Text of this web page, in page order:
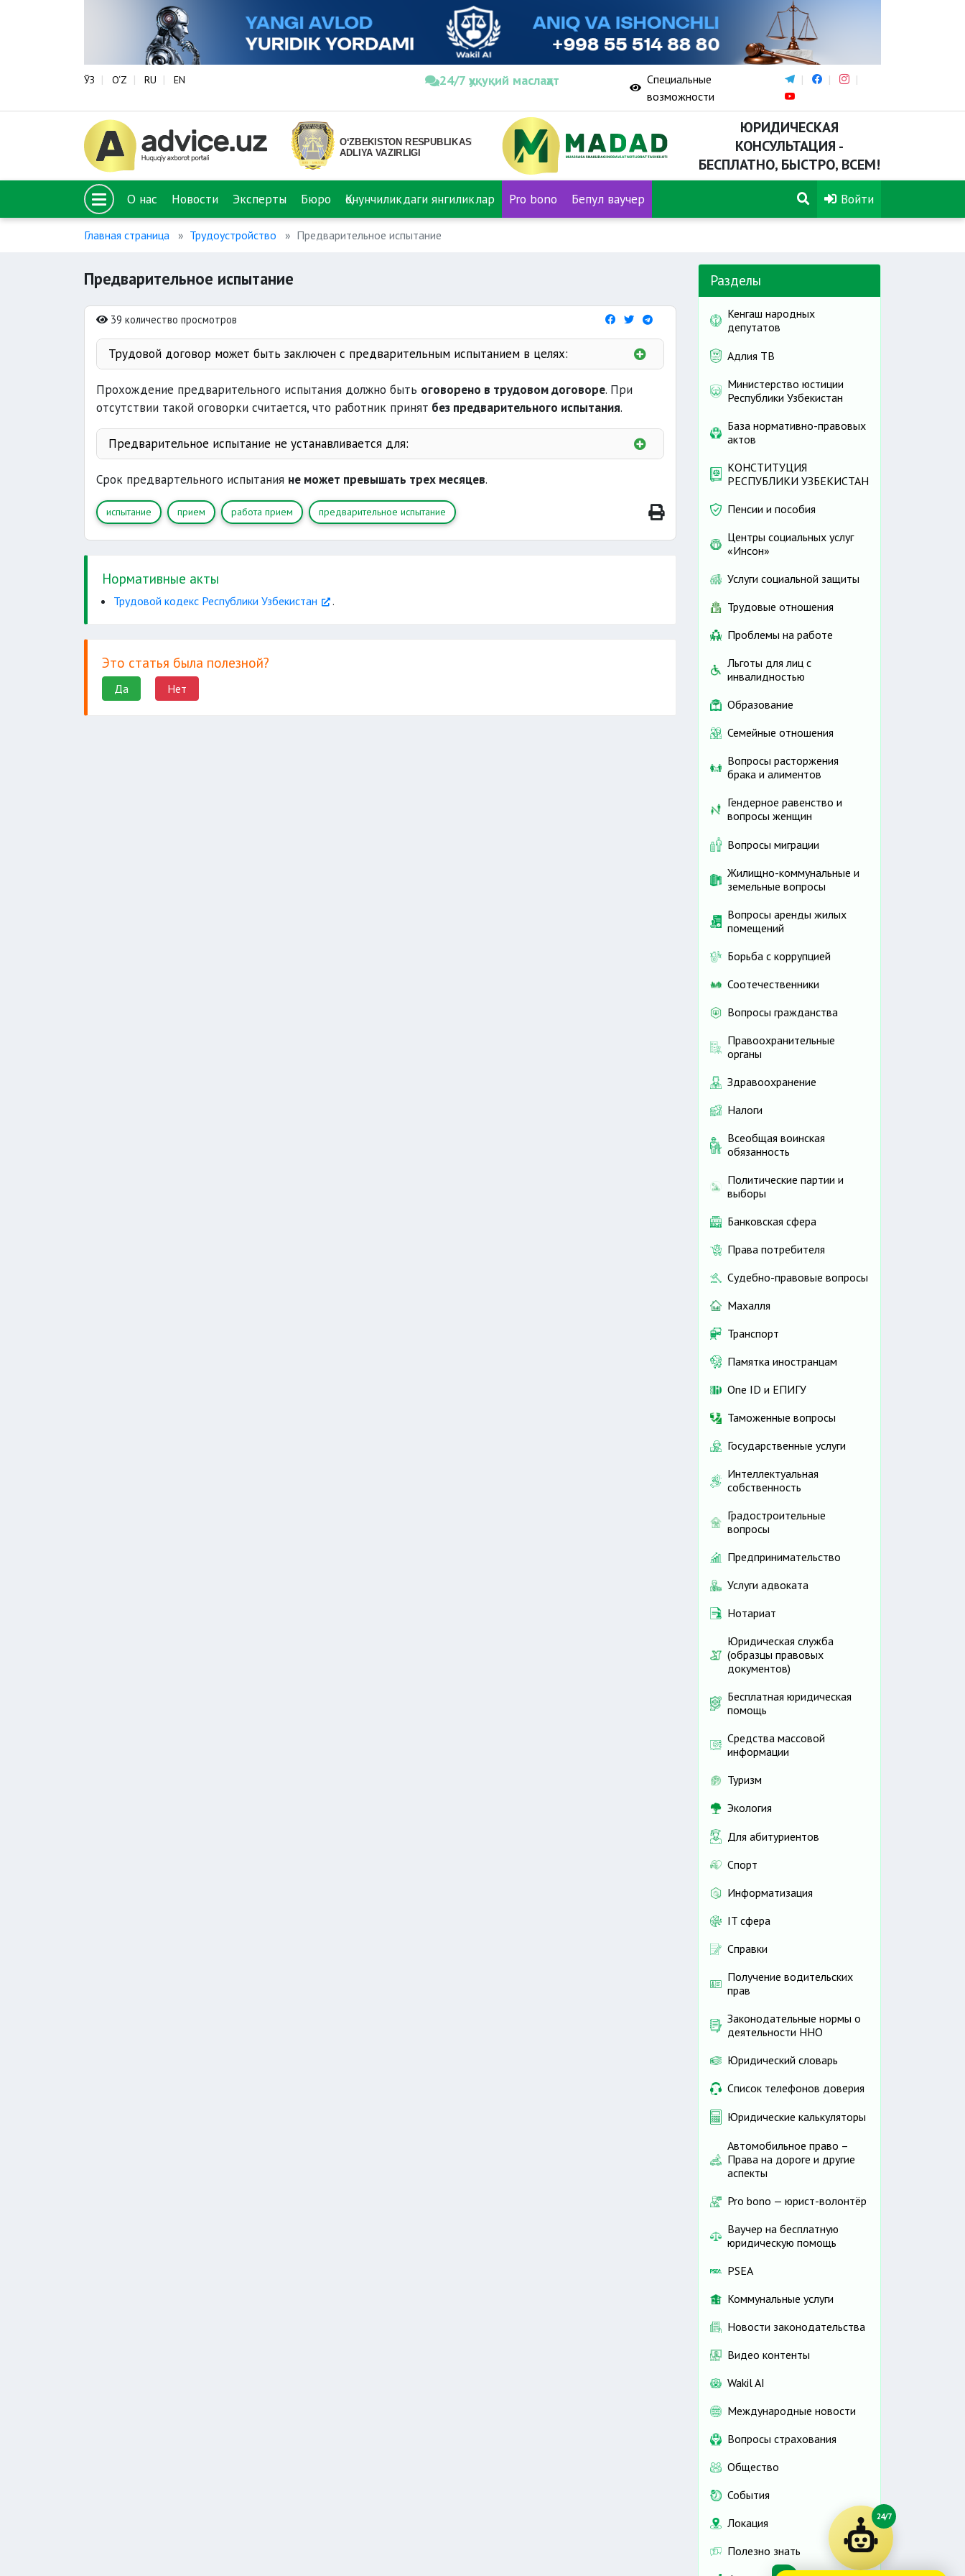
ЎЗ O‘Z RU EN 24/7 ҳуқуқий маслаҳат
Специальные
возможности
ЮРИДИЧЕСКАЯ
КОНСУЛЬТАЦИЯ -
БЕСПЛАТНО, БЫСТРО, ВСЕМ!
О нас Новости Эксперты Бюро Қонунчиликдаги янгиликлар Pro bono Бепул ваучер Войти
Главная страница Трудоустройство Предварительное испытание
Предварительное испытание
39 количество просмотров
Трудовой договор может быть заключен с предварительным испытанием в целях:
целесообразности продолжения работы
Прохождение предварительного испытания должно быть оговорено в трудовом договоре. При
отсутствии такой оговорки считается, что работник принят без предварительного испытания.
Предварительное испытание не устанавливается для:
направленных на работу с центра содействия занятости населения
3 лет со дня окончания
Срок предвартельного испытания не может превышать трех месяцев.
испытание прием работа прием предварительное испытание
Нормативные акты
Трудовой кодекс Республики Узбекистан .
Это статья была полезной?
Да Нет
Разделы
Кенгаш народных
депутатов
Адлия ТВ
Министерство юстиции
Республики Узбекистан
База нормативно-правовых
актов
КОНСТИТУЦИЯ
РЕСПУБЛИКИ УЗБЕКИСТАН
Пенсии и пособия
Центры социальных услуг
«Инсон»
Услуги социальной защиты
Трудовые отношения
Проблемы на работе
Льготы для лиц с
инвалидностью
Образование
Семейные отношения
Вопросы расторжения
брака и алиментов
Гендерное равенство и
вопросы женщин
Вопросы миграции
Жилищно-коммунальные и
земельные вопросы
Вопросы аренды жилых
помещений
Борьба с коррупцией
Соотечественники
Вопросы гражданства
Правоохранительные
органы
Здравоохранение
Налоги
Всеобщая воинская
обязанность
Политические партии и
выборы
Банковская сфера
Права потребителя
Судебно-правовые вопросы
Махалля
Транспорт
Памятка иностранцам
One ID и ЕПИГУ
Таможенные вопросы
Государственные услуги
Интеллектуальная
собственность
Градостроительные
вопросы
Предпринимательство
Услуги адвоката
Нотариат
Юридическая служба
(образцы правовых
документов)
Бесплатная юридическая
помощь
Средства массовой
информации
Туризм
Экология
Для абитуриентов
Спорт
Информатизация
IT сфера
Справки
Получение водительских
прав
Законодательные нормы о
деятельности ННО
Юридический словарь
Список телефонов доверия
Юридические калькуляторы
Автомобильное право –
Права на дороге и другие
аспекты
Pro bono — юрист-волонтёр
Ваучер на бесплатную
юридическую помощь
PSEA
Коммунальные услуги
Новости законодательства
Видео контенты
Wakil AI
Международные новости
Вопросы страхования
Общество
События
Локация
Полезно знать
24/7